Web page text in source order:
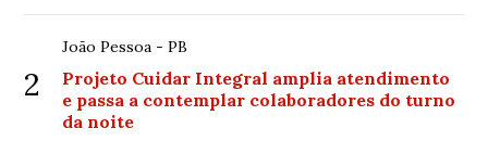
2
João Pessoa - PB
Projeto Cuidar Integral amplia atendimento
e passa a contemplar colaboradores do turno
da noite